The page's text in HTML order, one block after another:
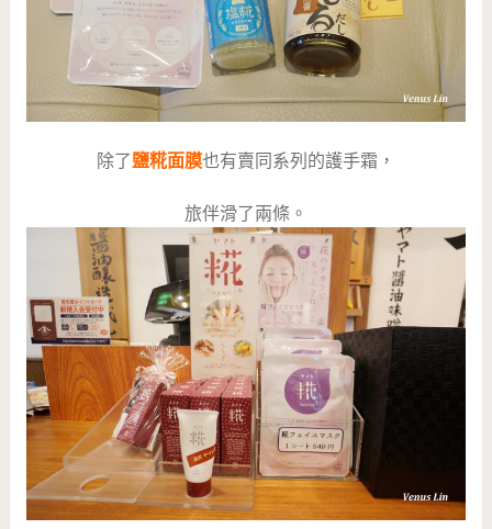
除了鹽糀面膜也有賣同系列的護手霜，
旅伴滑了兩條。